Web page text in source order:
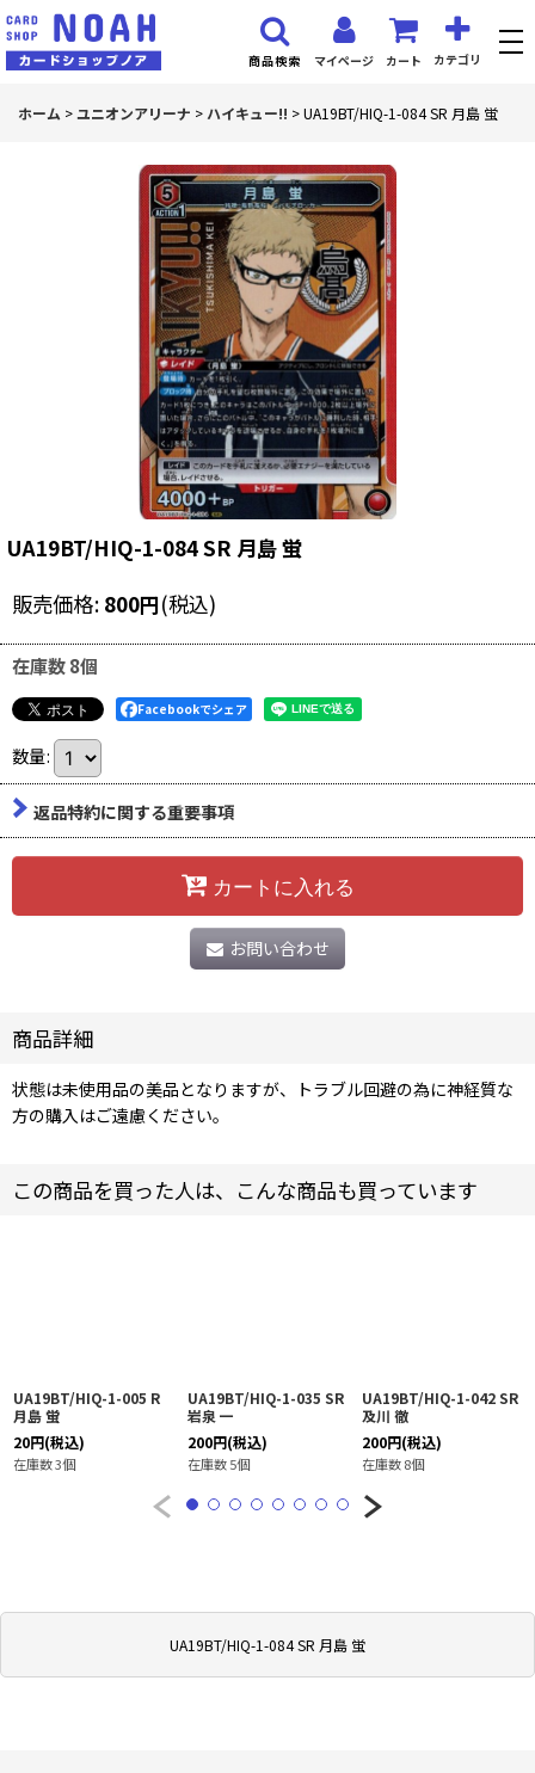
マイページ カート カテゴリ
商品検索
ホーム >ユニオンアリーナ > ハイキュー!! >UA19BT/HIQ-1-084 SR 月島 蛍
UA19BT/HIQ-1-084 SR 月島 蛍
UA19BT/HIQ-1-084 SR 月島 蛍
販売価格: 800円(税込)
在庫数 8個
Facebookでシェア
数量:
返品特約に関する重要事項
カートに入れる
お問い合わせ
商品詳細
状態は未使用品の美品となりますが、トラブル回避の為に神経質な
方の購入はご遠慮ください。
この商品を買った人は、こんな商品も買っています
UA19BT/HIQ-1-005 R
月島 蛍
20円(税込)
在庫数 3個
UA19BT/HIQ-1-035 SR
岩泉 一
200円(税込)
在庫数 5個
UA19BT/HIQ-1-042 SR
及川 徹
200円(税込)
在庫数 8個